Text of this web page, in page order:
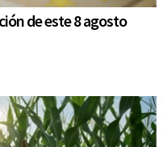
de este 8 agosto